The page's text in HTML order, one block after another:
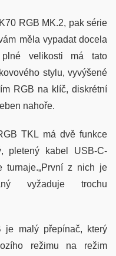
RGB MK.2, pak série
měla vypadat docela
plné velikosti má tato
stylu, vyvýšené
RGB na klíč, diskrétní
nahoře.
TKL má dvě funkce
pletený kabel USB-C-
turnaje.„První z nich je
vyžaduje trochu
je malý přepínač, který
režimu na režim